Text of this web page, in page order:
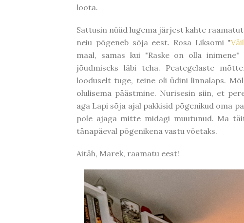
loota.
Sattusin nüüd lugema järjest kahte
neiu põgeneb sõja eest. Rosa Liksomi "Väil
maal, samas kui "Raske on olla
jõudmiseks läbi teha. Peategelaste
looduselt tuge, teine oli üdini linnalaps.
olulisema päästmine. Nurisesin siin, et
aga Lapi sõja ajal pakkisid põgenikud oma
pole ajaga mitte midagi muutunud. Ma
tänapäeval põgenikena vastu võetaks.
Aitäh, Marek, raamatu eest!